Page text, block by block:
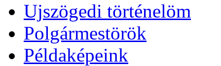
Ujszögedi történelöm
Polgármestörök
Példaképeink